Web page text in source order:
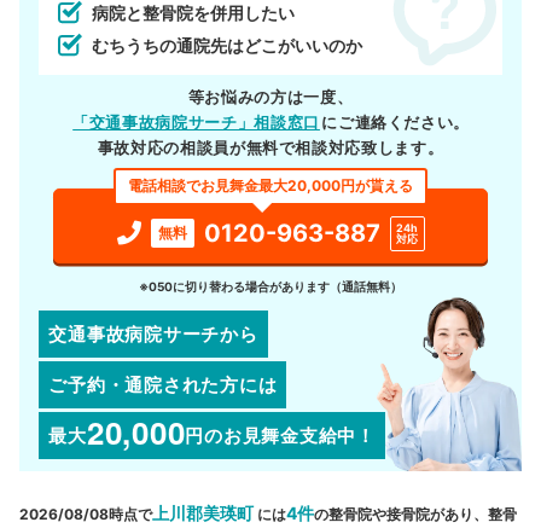
病院と整骨院を併用したい
むちうちの通院先はどこがいいのか
等お悩みの方は一度、
「交通事故病院サーチ」相談窓口 にご連絡ください。
事故対応の相談員が無料で相談対応致します。
電話相談でお見舞金最大20,000円が貰える
無料 0120-963-887
24h
対応
※050に切り替わる場合があります（通話無料）
交通事故病院サーチから
ご予約・通院された方には
最大20,000円のお見舞金支給中！
2026/08/08時点で上川郡美瑛町 には4件の整骨院や接骨院があり、整骨